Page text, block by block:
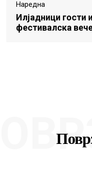
Наредна
Илјадници гости
фестивалска